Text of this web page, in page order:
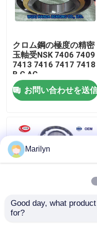
私達について
工場旅行
品質管理
ニュース
場合
クロム鋼の極度の精密
玉軸受NSK 7406 7409
7413 7416 7417 7418
B C AC
お問い合わせを送
SKF 4ポイント接触の
Marilyn
Good day, what
for?